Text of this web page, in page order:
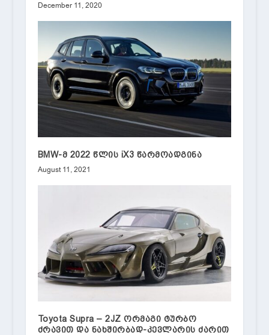
December 11, 2020
BMW-მ 2022 წლის iX3 წარმოადგინა
August 11, 2021
Toyota Supra – 2JZ ორმაგი ტურბო
ძრავით და ნახშირბად-კევლარის ძარით